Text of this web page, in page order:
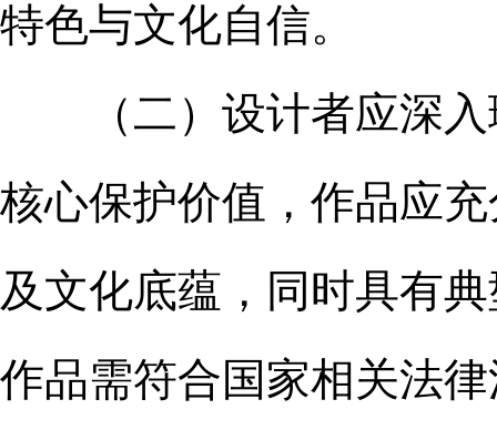
特色与文化自信。
（二）设计者应深入
核心保护价值，作品应
及文化底蕴，同时具有
作品需符合国家相关法